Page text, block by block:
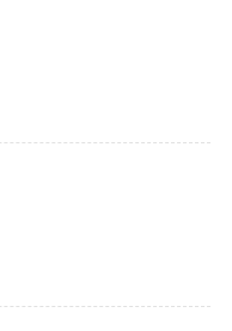
、邓稼先
在中国科大
着一群党员
难三四十
不能满足于